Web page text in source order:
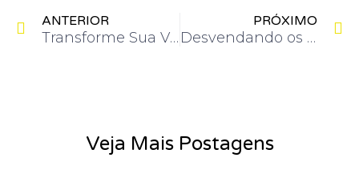
ANTERIOR
Transforme Sua Vida: Benefícios Físicos e Emocionais de Largar a Pornografia
PRÓXIMO
Desvendando os Fatores Psicológicos Devastadores do Vício em Pornografia
Veja Mais Postagens